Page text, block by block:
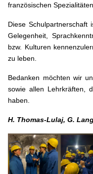
französischen Spezialitäten.
Diese Schulpartnerschaft
Gelegenheit,
bzw. Kulturen
zu leben.
Bedanken möchten wir
sowie allen Lehrkräften,
haben.
H. Thomas-Lulaj, G.